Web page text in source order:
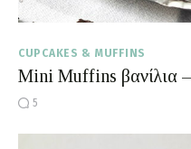
CUPCAKES & MUFFINS
Mini Muffins βανίλια
5